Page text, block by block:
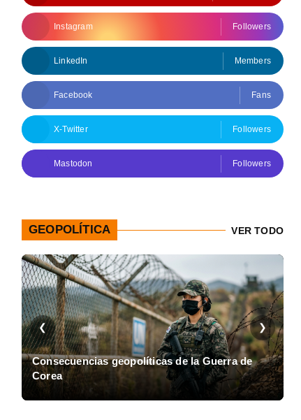
Instagram Followers
LinkedIn Members
Facebook Fans
X-Twitter Followers
Mastodon Followers
GEOPOLÍTICA VER TODO
❮
Consecuencias geopolíticas de la Guerra de
Corea
❯